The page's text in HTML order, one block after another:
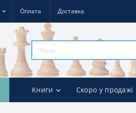
Оплата Доставка
Книги Скоро у продажі